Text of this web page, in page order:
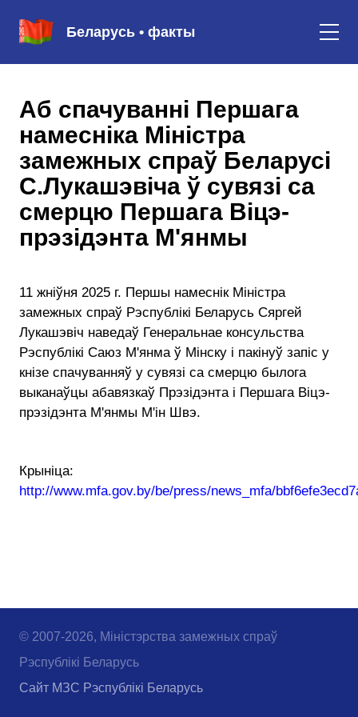
Беларусь • факты
Аб спачуванні Першага
намесніка Міністра
замежных спраў Беларусі
С.Лукашэвіча ў сувязі са
смерцю Першага Віцэ-
прэзідэнта М'янмы
11 жніўня 2025 г. Першы намеснік Міністра
замежных спраў Рэспублікі Беларусь Сяргей
Лукашэвіч наведаў Генеральнае консульства
Рэспублікі Саюз М'янма ў Мінску і пакінуў запіс у
кнізе спачуванняў у сувязі са смерцю былога
выканаўцы абавязкаў Прэзідэнта і Першага Віцэ-
прэзідэнта М'янмы М'ін Швэ.
Крыніца:
http://www.mfa.gov.by/be/press/news_mfa/
© 2007-2026, Міністэрства замежных спраў
Рэспублікі Беларусь
Сайт МЗС Рэспублікі Беларусь